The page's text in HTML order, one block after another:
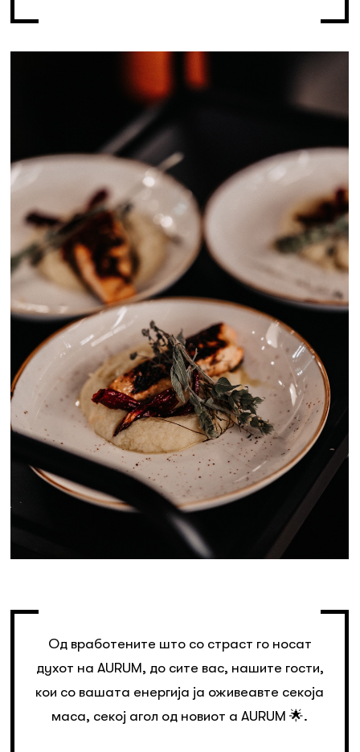
Од вработените што со страст го носат
духот на AURUM, до сите вас, нашите гости,
кои со вашата енергија ја оживеавте секоја
маса, секој агол од новиот a AURUM 🌟.